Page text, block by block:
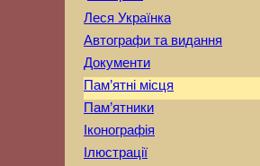
Леся Українка
Автографи та видання
Документи
Пам’ятні місця
Пам’ятники
Іконографія
Ілюстрації